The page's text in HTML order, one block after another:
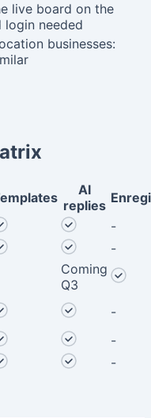
live board on the
login needed
businesses:
AI
replies
-
-
Coming
Q3
-
-
-